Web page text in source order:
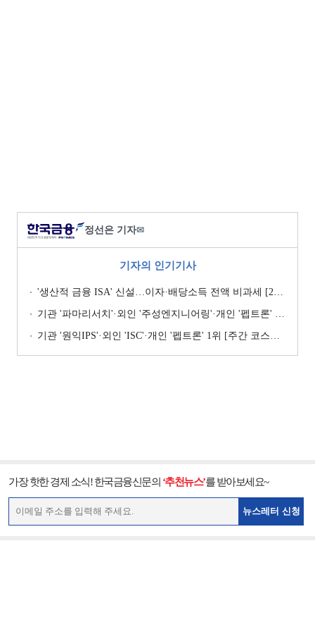
정선은 기자✉
기자의 인기기사
'생산적 금융 ISA' 신설…이자·배당소득 전액 비과세 [2026 세제개편안]
기관 '파마리서치'·외인 '주성엔지니어링'·개인 '펩트론' 1위 [주간 코스닥 순매수- 2026년 7월27일~7월31일]
기관 '원익IPS'·외인 'ISC'·개인 '펩트론' 1위 [주간 코스닥 순매수- 2026년 7월6일~7월10일]
가장 핫한 경제 소식! 한국금융신문의 ‘추천뉴스’를 받아보세요~
뉴스레터 신청